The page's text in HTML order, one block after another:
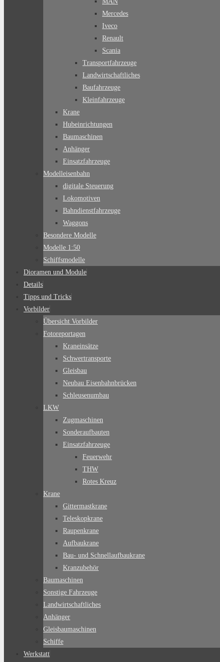
Mercedes
Iveco
Renault
Scania
Transportfahrzeuge
Landwirtschaftliches
Baufahrzeuge
Kleinfahrzeuge
Krane
Hubeinrichtungen
Baumaschinen
Anhänger
Einsatzfahrzeuge
Modelleisenbahn
digitale Steuerung
Lokomotiven
Bahndienstfahrzeuge
Waggons
Besondere Modelle
Modelle 1:50
Schiffsmodelle
Dioramen und Module
Details
Tipps und Tricks
Vorbilder
Übersicht Vorbilder
Fotoreportagen
Kraneinsätze
Schwertransporte
Gleisbau
Neubau Eisenbahnbrücken
Schleusenumbau
LKW
Zugmaschinen
Sonderaufbauten
Einsatzfahrzeuge
Feuerwehr
THW
Rotes Kreuz
Krane
Gittermastkrane
Teleskopkrane
Raupenkrane
Aufbaukrane
Bau- und Schnellaufbaukrane
Kranzubehör
Baumaschinen
Sonstige Fahrzeuge
Landwirtschaftliches
Anhänger
Gleisbaumaschinen
Schiffe
Werkstatt